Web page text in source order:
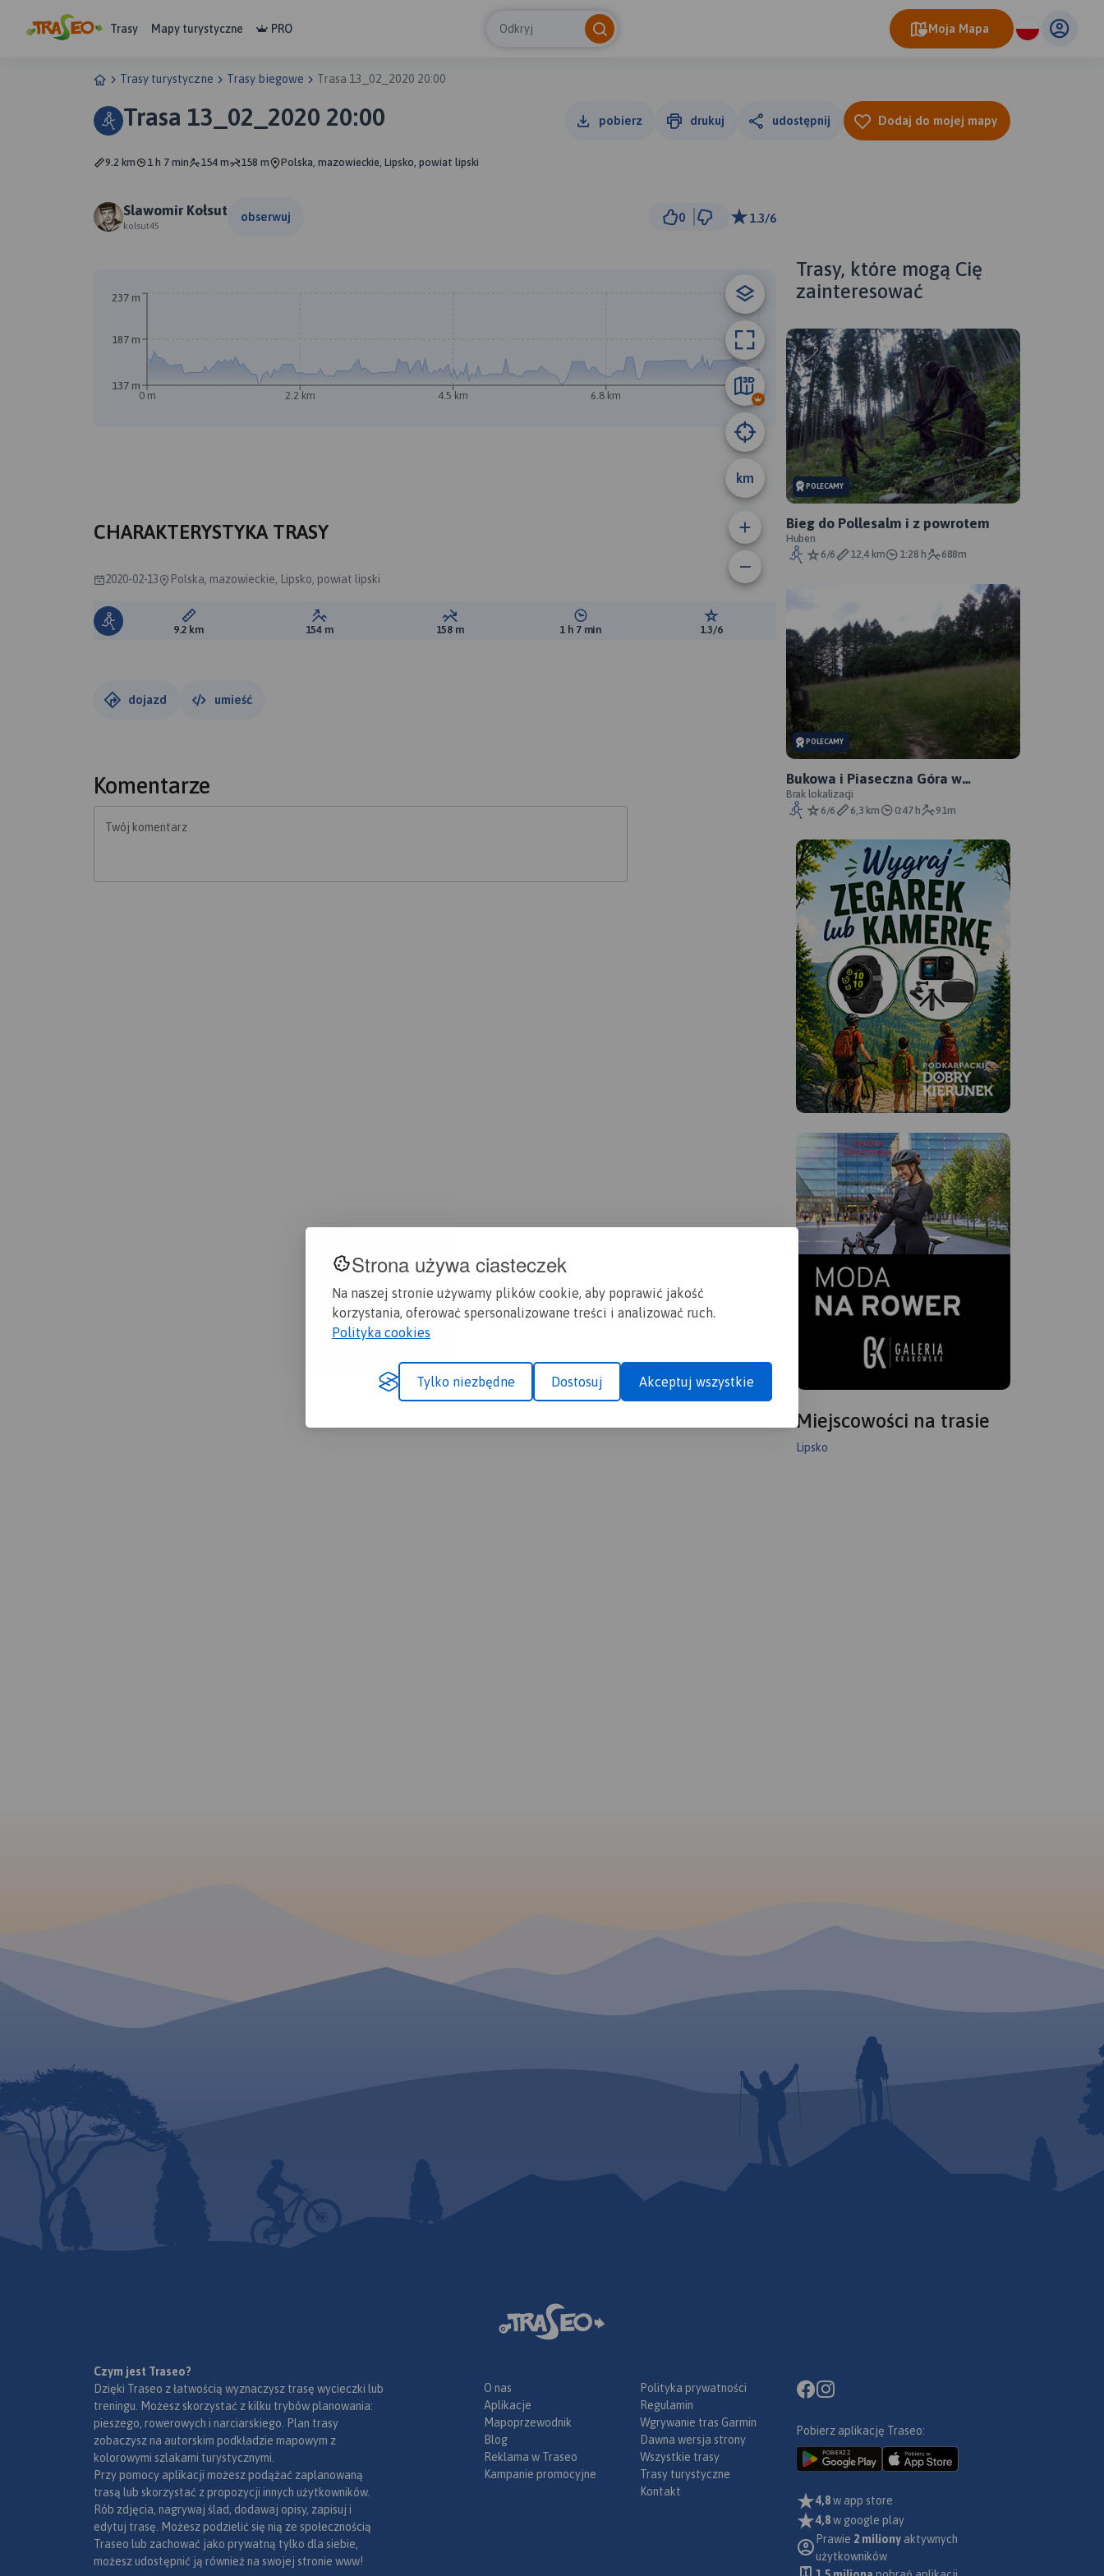
Strona używa ciasteczek
Na naszej stronie używamy plików cookie, aby poprawić jakość
korzystania, oferować spersonalizowane treści i analizować ruch.
Polityka cookies
Tylko niezbędne Dostosuj Akceptuj wszystkie
Trasy Mapy turystyczne PRO Odkryj Moja Mapa
Trasy turystyczne Trasy biegowe Trasa 13_02_2020 20:00
Trasa 13_02_2020 20:00 pobierz drukuj udostępnij Dodaj do mojej mapy
9.2 km 1 h 7 min 154 m 158 m Polska, mazowieckie, Lipsko, powiat lipski
Slawomir Kołsut
kolsut45
obserwuj 0 1.3/6
A
300 m
km
0 m 2.2 km 4.5 km 6.8 km 9.1 km
137 m
187 m
237 m
CHARAKTERYSTYKA TRASY
2020-02-13 Polska, mazowieckie, Lipsko, powiat lipski
Długość trasy:
9.2 km Suma przewyższeń:
154 m Suma spadków:
158 m Średni czas potrzebny na pokonanie trasy:
1 h 7 min Ocena trasy:
1.3/6
dojazd umieść
Komentarze
Twój komentarz
Trasy, które mogą Cię
zainteresować
POLECAMY
Bieg do Pollesalm i z powrotem
Huben
6/6
12,4 km 1:28 h 688m
POLECAMY
Bukowa i Piaseczna Góra w
Roztoczańskim Parku Narodowym
Brak lokalizacji
6/6
6,3 km 0:47 h 91m
Miejscowości na trasie
Lipsko
Czym jest Traseo?
Dzięki Traseo z łatwością wyznaczysz trasę wycieczki lub
treningu. Możesz skorzystać z kilku trybów planowania:
pieszego, rowerowych i narciarskiego. Plan trasy
zobaczysz na autorskim podkładzie mapowym z
kolorowymi szlakami turystycznymi.
Przy pomocy aplikacji możesz podążać zaplanowaną
trasą lub skorzystać z propozycji innych użytkowników.
Rób zdjęcia, nagrywaj ślad, dodawaj opisy, zapisuj i
edytuj trasę. Możesz podzielić się nią ze społecznością
Traseo lub zachować jako prywatną tylko dla siebie,
możesz udostępnić ją również na swojej stronie www!
O nas
Aplikacje
Mapoprzewodnik
Blog
Reklama w Traseo
Kampanie promocyjne
Polityka prywatności
Regulamin
Wgrywanie tras Garmin
Dawna wersja strony
Wszystkie trasy
Trasy turystyczne
Kontakt
Pobierz aplikację Traseo:
4,8w app store
4,8w google play
Prawie 2 miliony aktywnych
użytkowników